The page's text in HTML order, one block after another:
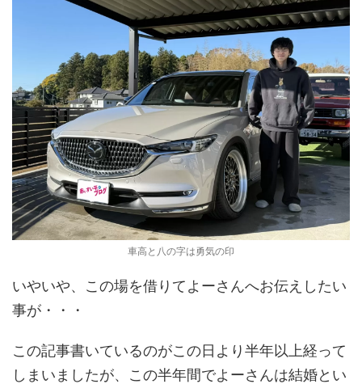
車高と八の字は勇気の印
いやいや、この場を借りてよーさんへお伝えしたい
事が・・・
この記事書いているのがこの日より半年以上経って
しまいましたが、この半年間でよーさんは結婚とい